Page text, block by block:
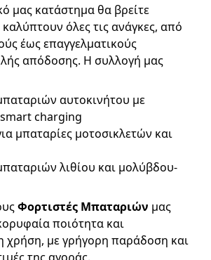
μας κατάστημα θα βρείτε
όλες τις ανάγκες, από
έως επαγγελματικούς
απόδοσης. Η συλλογή μας
αυτοκινήτου με
smart charging
μπαταρίες μοτοσικλετών και
λιθίου και μολύβδου-
Φορτιστές Μπαταριών μας
ποιότητα και
χρήση, με γρήγορη παράδοση και